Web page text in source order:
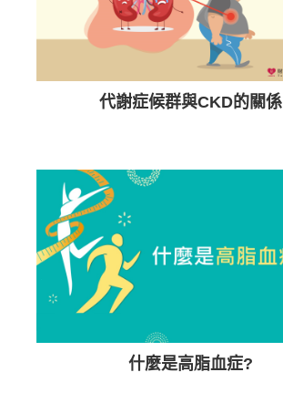
代謝症候群與CKD的關係
什麼是高脂血症?